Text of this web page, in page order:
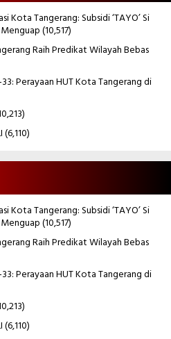
Kota Tangerang: Subsidi ‘TAYO’ Si
(10,517)
Raih Predikat Wilayah Bebas
Perayaan HUT Kota Tangerang di
(6,110)
Kota Tangerang: Subsidi ‘TAYO’ Si
(10,517)
Raih Predikat Wilayah Bebas
Perayaan HUT Kota Tangerang di
(6,110)